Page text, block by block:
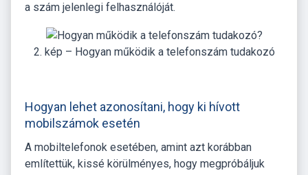
a szám jelenlegi felhasználóját.
2. kép – Hogyan működik a telefonszám tudakozó
Hogyan lehet azonosítani, hogy ki hívott
mobilszámok esetén
A mobiltelefonok esetében, amint azt korábban
említettük, kissé körülményes, hogy megpróbáljuk